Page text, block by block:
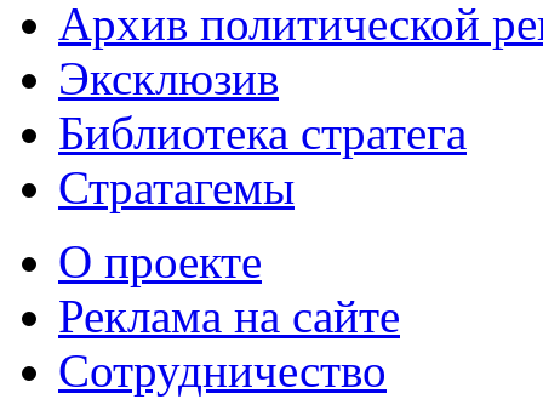
Архив политической
Эксклюзив
Библиотека стратега
Стратагемы
О проекте
Реклама на сайте
Сотрудничество